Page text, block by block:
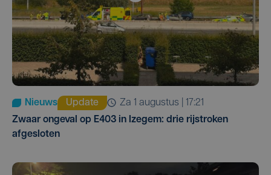
Nieuws Update
za 1 augustus | 17:21
Zwaar ongeval op E403 in Izegem: drie rijstroken
afgesloten